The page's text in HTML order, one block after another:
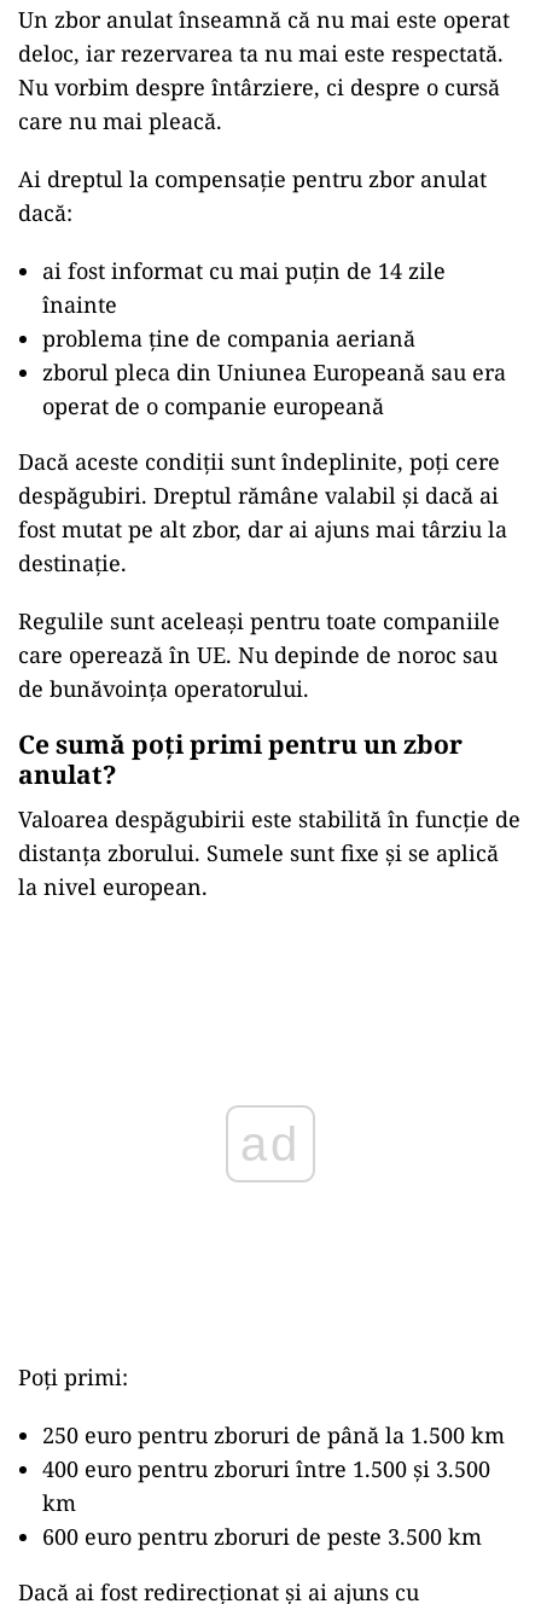
Un zbor anulat înseamnă că nu mai este operat
deloc, iar rezervarea ta nu mai este respectată.
Nu vorbim despre întârziere, ci despre o cursă
care nu mai pleacă.
Ai dreptul la compensație pentru zbor anulat
dacă:
ai fost informat cu mai puțin de 14 zile
înainte
problema ține de compania aeriană
zborul pleca din Uniunea Europeană sau era
operat de o companie europeană
Dacă aceste condiții sunt îndeplinite, poți cere
despăgubiri. Dreptul rămâne valabil și dacă ai
fost mutat pe alt zbor, dar ai ajuns mai târziu la
destinație.
Regulile sunt aceleași pentru toate companiile
care operează în UE. Nu depinde de noroc sau
de bunăvoința operatorului.
Ce sumă poți primi pentru un zbor
anulat?
Valoarea despăgubirii este stabilită în funcție de
distanța zborului. Sumele sunt fixe și se aplică
la nivel european.
ad
Poți primi:
250 euro pentru zboruri de până la 1.500 km
400 euro pentru zboruri între 1.500 și 3.500
km
600 euro pentru zboruri de peste 3.500 km
Dacă ai fost redirecționat și ai ajuns cu